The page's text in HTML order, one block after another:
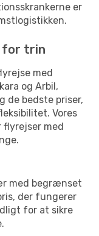
er
for trin
med
og Arbil,
de bedste priser,
Vores
med
med begrænset
der fungerer
for at sikre